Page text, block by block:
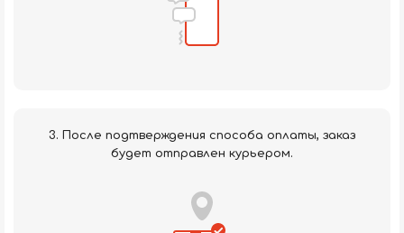
3. После подтверждения способа оплаты, заказ
будет отправлен курьером.